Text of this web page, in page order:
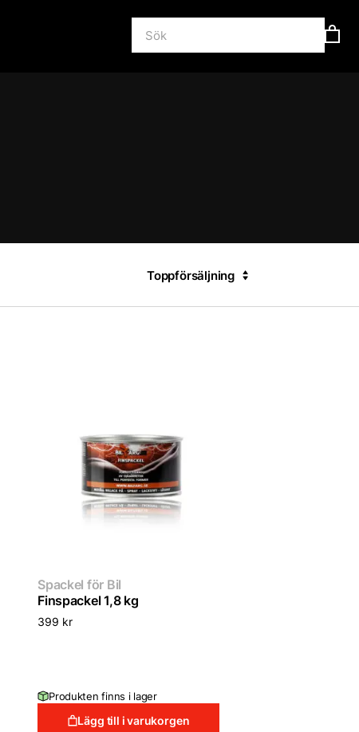
Toppförsäljning
Spackel för Bil
Finspackel 1,8 kg
399 kr
Produkten finns i lager
Lägg till i varukorgen